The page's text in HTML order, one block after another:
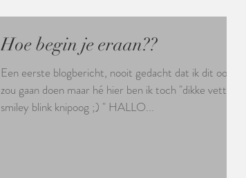
Hoe begin je eraan??
Een eerste blogbericht, nooit gedacht dat ik dit ooit
zou gaan doen maar hé hier ben ik toch "dikke vette
smiley blink knipoog ;) " HALLO...